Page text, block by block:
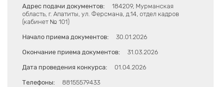
Адрес подачи документов:
184209, Мурманская
область, г. Апатиты, ул. Ферсмана, д.14, отдел кадров
(кабинет № 101)
Начало приема документов: 30.01.2026
Окончание приема документов: 31.03.2026
Дата проведения конкурса: 01.04.2026
Телефоны: 88155579433